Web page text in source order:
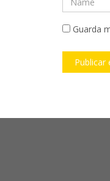
Guarda